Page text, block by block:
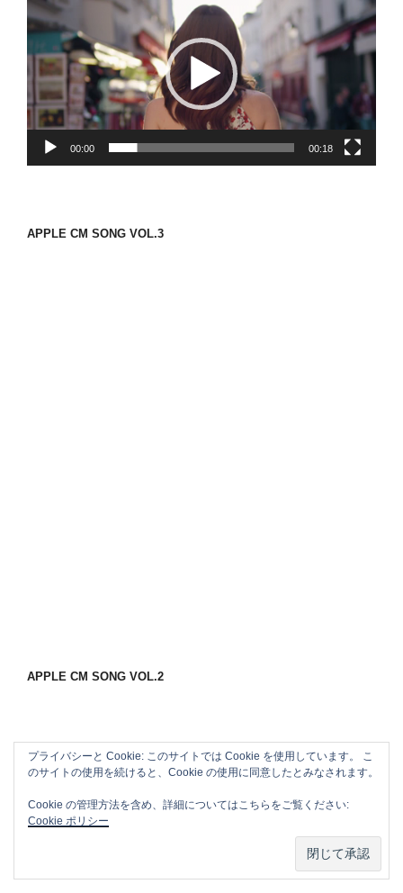
画
プ
レ
ー
ヤ
ー
00:00 00:18
APPLE CM SONG VOL.3
APPLE CM SONG VOL.2
プライバシーと Cookie: このサイトでは Cookie を使用しています。 こ
のサイトの使用を続けると、Cookie の使用に同意したとみなされます。
Cookie の管理方法を含め、詳細についてはこちらをご覧ください:
Cookie ポリシー